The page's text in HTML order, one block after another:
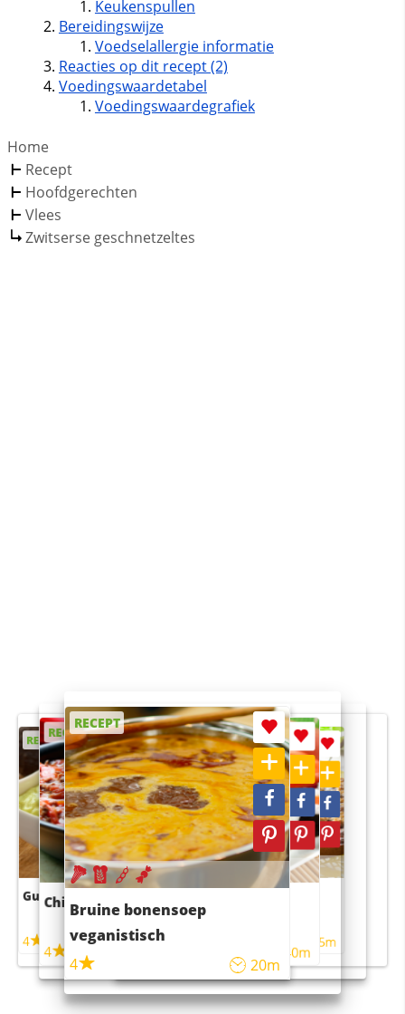
Keukenspullen
Bereidingswijze
Voedselallergie informatie
Reacties op dit recept (2)
Voedingswaardetabel
Voedingswaardegrafiek
Home
Recept
Hoofdgerechten
Vlees
Zwitserse geschnetzeltes
RECEPT
Guacamole
4
RECEPT
Chili con carne
4
RECEPT
Bruine bonensoep
veganistisch
4
20m
RECEPT
Sushi rijstsalade
maaltijdsalade
40m
RECEPT
4 55m